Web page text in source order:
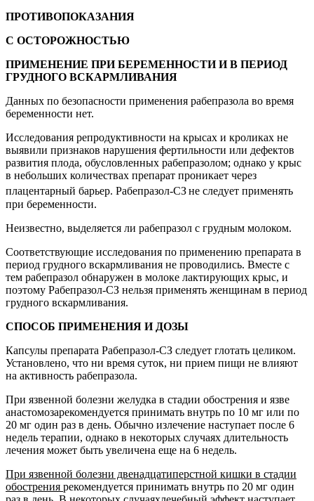
ПРОТИВОПОКАЗАНИЯ
С ОСТОРОЖНОСТЬЮ
ПРИМЕНЕНИЕ ПРИ БЕРЕМЕННОСТИ И В ПЕРИОД
ГРУДНОГО ВСКАРМЛИВАНИЯ
Данных по безопасности применения рабепразола во время
беременности нет.
Исследования репродуктивности на крысах и кроликах не
выявили признаков нарушения фертильности или дефектов
развития плода, обусловленных рабепразолом; однако у крыс
в небольших количествах препарат проникает через
плацентарный барьер. Рабепразол-СЗне следует применять
при беременности.
Неизвестно, выделяется ли рабепразол с грудным молоком.
Соответствующие исследования по применению препарата в
период грудного вскармливания не проводились. Вместе с
тем рабепразол обнаружен в молоке лактирующих крыс, и
поэтому Рабепразол-СЗ нельзя применять женщинам в период
грудного вскармливания.
СПОСОБ ПРИМЕНЕНИЯ И ДОЗЫ
Капсулы препарата Рабепразол-СЗ следует глотать целиком.
Установлено, что ни время суток, ни прием пищи не влияют
на активность рабепразола.
При язвенной болезни желудка в стадии обострения и язве
анастомозарекомендуется принимать внутрь по 10 мг или по
20 мг один раз в день. Обычно излечение наступает после 6
недель терапии, однако в некоторых случаях длительность
лечения может быть увеличена еще на 6 недель.
При язвенной болезни двенадцатиперстной кишки в стадии
обострения рекомендуется принимать внутрь по 20 мг один